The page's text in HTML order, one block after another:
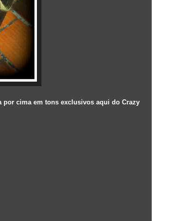
por cima em tons exclusivos aqui do Crazy